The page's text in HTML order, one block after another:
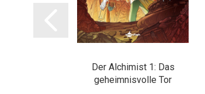
Der Alchimist 1: Das
geheimnisvolle Tor